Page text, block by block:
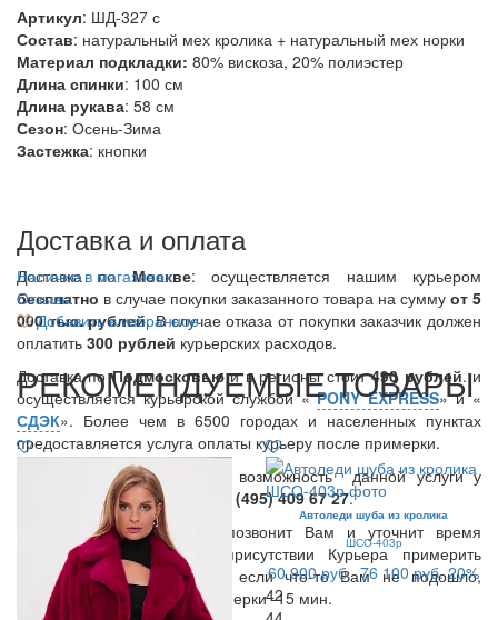
Артикул: ШД-327 с
Состав: натуральный мех кролика + натуральный мех норки
Материал подкладки: 80% вискоза, 20% полиэстер
Длина спинки: 100 см
Длина рукава: 58 см
Сезон: Осень-Зима
Застежка: кнопки
Доставка и оплата
Доставка поМоскве: осуществляется нашим курьером
бесплатно в случае покупки заказанного товара на сумму от 5
000 тыс. рублей. В случае отказа от покупки заказчик должен
оплатить 300 рублей курьерских расходов.
Доставка поПодмосковьюи в регионы стоит490 рублей. и
осуществляется курьерской службой «PONY EXPRESS» и «
СДЭК». Более чем в 6500 городах и населенных пунктах
предоставляется услуга оплаты курьеру после примерки.
Вы также можете уточнить возможность данной услуги у
нашего менеджера по тел.:
8 (495) 409 67 27.
В день доставки Курьер позвонит Вам и уточнит время
доставки. Вы можете в присутствии Курьера примерить
заказанные Вами вещи, и если что-то Вам не подошло,
вернуть курьеру. Время примерки -15 мин.
Наличие в магазинах
Отзывы
Добавить в избранное
РЕКОМЕНДУЕМЫЕ ТОВАРЫ
Автоледи шуба из кролика
ШСО-403р
60 900 руб. 76 100 руб. 20%
42